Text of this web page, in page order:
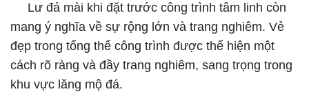
Lư đá mài khi đặt trước công trình tâm linh còn
mang ý nghĩa về sự rộng lớn và trang nghiêm. Vẻ
đẹp trong tổng thể công trình được thể hiện một
cách rõ ràng và đầy trang nghiêm, sang trọng trong
khu vực lăng mộ đá.